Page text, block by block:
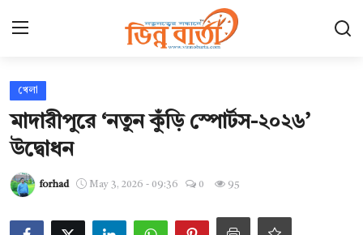
হোম
ছবি ঘর
খেলা
মাদারীপুরে ‘নতুন কুঁড়ি স্পোর্টস-২০২৬’
উদ্বোধন
forhad May 3, 2026 - 09:36 0 95